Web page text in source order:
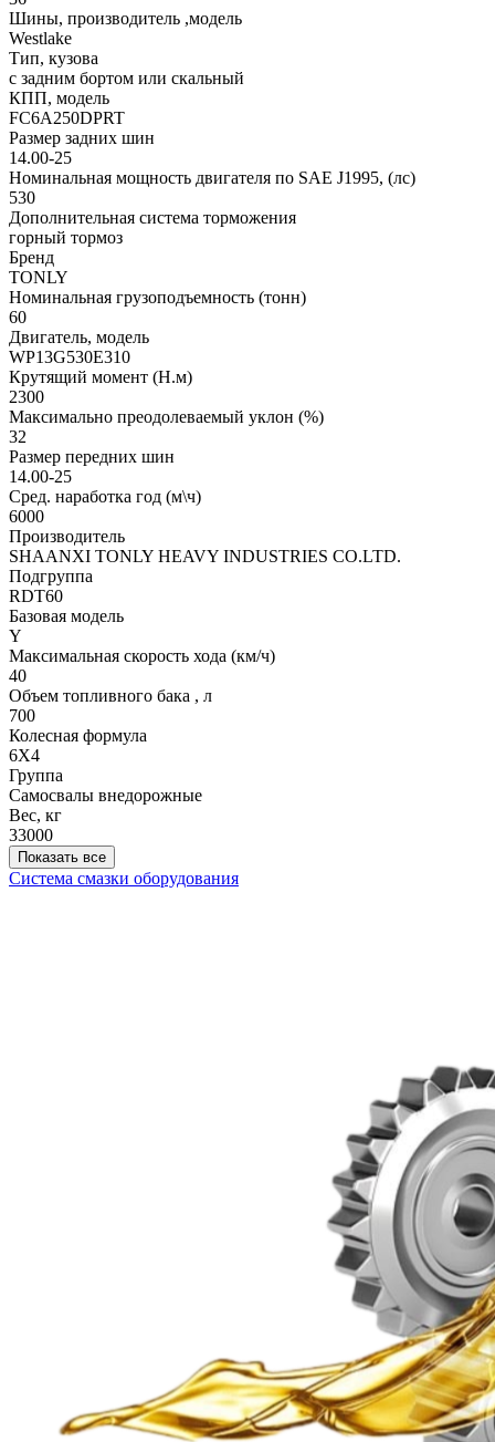
Шины, производитель ,модель
Westlake
Тип, кузова
с задним бортом или скальный
КПП, модель
FC6A250DPRT
Размер задних шин
14.00-25
Номинальная мощность двигателя по SAE J1995, (лс)
530
Дополнительная система торможения
горный тормоз
Бренд
TONLY
Номинальная грузоподъемность (тонн)
60
Двигатель, модель
WP13G530E310
Крутящий момент (Н.м)
2300
Максимально преодолеваемый уклон (%)
32
Размер передних шин
14.00-25
Сред. наработка год (м\ч)
6000
Производитель
SHAANXI TONLY HEAVY INDUSTRIES CO.LTD.
Подгруппа
RDT60
Базовая модель
Y
Максимальная скорость хода (км/ч)
40
Объем топливного бака , л
700
Колесная формула
6Х4
Группа
Самосвалы внедорожные
Вес, кг
33000
Показать все
Система смазки оборудования